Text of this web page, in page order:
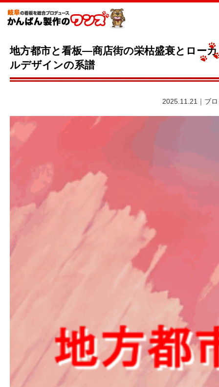
地方都市と看板—商店街の栄枯盛衰とローカ
ルデザインの系譜
2025.11.21｜ブ